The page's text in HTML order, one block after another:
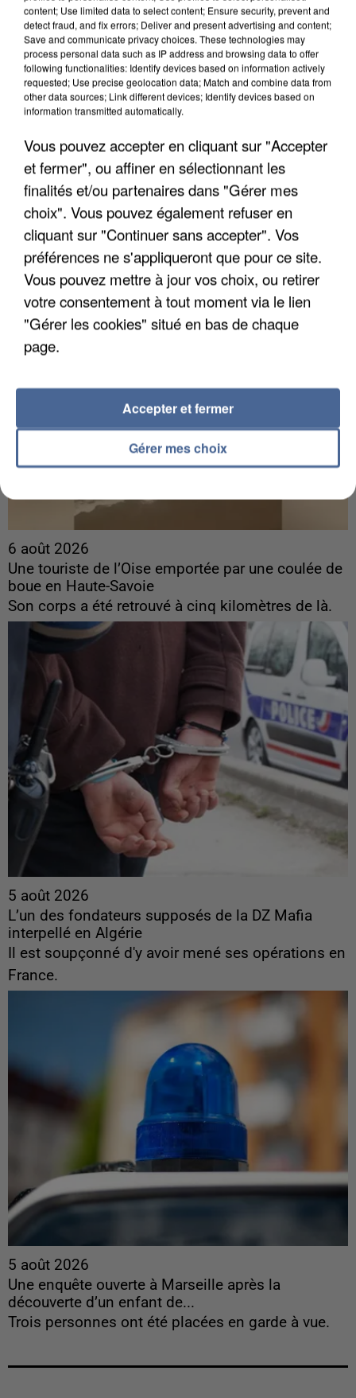
6 août 2026
Gabriel Attal et Raphaël Glucksmann visés par des
ingérences...
Sollicité, Sébastien Lecornu annonce un "travail
commun" avec les partis à la rentrée.
6 août 2026
Une touriste de l’Oise emportée par une coulée de
boue en Haute-Savoie
Son corps a été retrouvé à cinq kilomètres de là.
5 août 2026
L’un des fondateurs supposés de la DZ Mafia
interpellé en Algérie
Il est soupçonné d'y avoir mené ses opérations en
France.
5 août 2026
Une enquête ouverte à Marseille après la
découverte d’un enfant de...
Trois personnes ont été placées en garde à vue.
content; Use limited data to select content; Ensure security, prevent and
detect fraud, and fix errors; Deliver and present advertising and content;
Save and communicate privacy choices. These technologies may
process personal data such as IP address and browsing data to offer
following functionalities: Identify devices based on information actively
requested; Use precise geolocation data; Match and combine data from
other data sources; Link different devices; Identify devices based on
information transmitted automatically.
Vous pouvez accepter en cliquant sur "Accepter
et fermer", ou affiner en sélectionnant les
finalités et/ou partenaires dans "Gérer mes
choix". Vous pouvez également refuser en
cliquant sur "Continuer sans accepter". Vos
préférences ne s'appliqueront que pour ce site.
Vous pouvez mettre à jour vos choix, ou retirer
votre consentement à tout moment via le lien
"Gérer les cookies" situé en bas de chaque
page.
Gérer mes choix
Accepter et fermer